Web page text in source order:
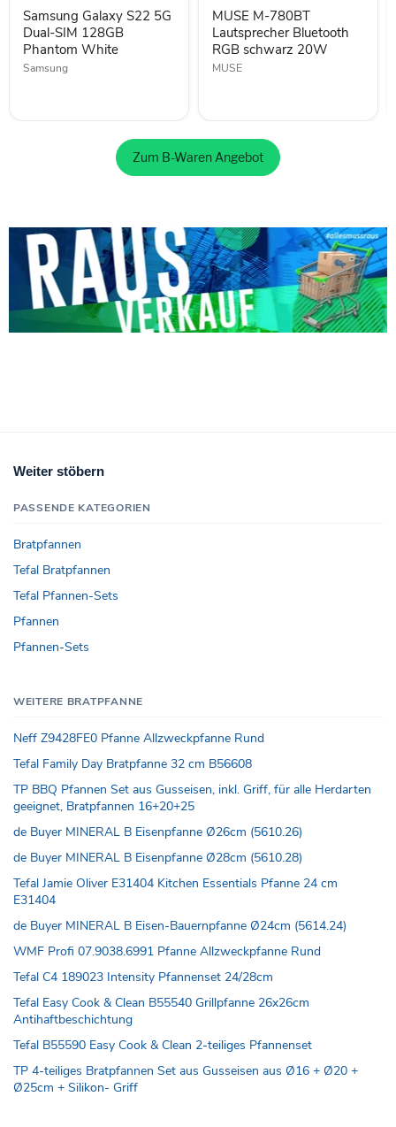
128GB
Phantom
White
Samsung Galaxy S22 5G
Dual-SIM 128GB
Phantom White
Samsung
schwarz
20W
MUSE M-780BT
Lautsprecher Bluetooth
RGB schwarz 20W
MUSE
Zum B-Waren Angebot
Weiter stöbern
PASSENDE KATEGORIEN
Bratpfannen
Tefal Bratpfannen
Tefal Pfannen-Sets
Pfannen
Pfannen-Sets
WEITERE BRATPFANNE
Neff Z9428FE0 Pfanne Allzweckpfanne Rund
Tefal Family Day Bratpfanne 32 cm B56608
TP BBQ Pfannen Set aus Gusseisen, inkl. Griff, für alle Herdarten
geeignet, Bratpfannen 16+20+25
de Buyer MINERAL B Eisenpfanne Ø26cm (5610.26)
de Buyer MINERAL B Eisenpfanne Ø28cm (5610.28)
Tefal Jamie Oliver E31404 Kitchen Essentials Pfanne 24 cm
E31404
de Buyer MINERAL B Eisen-Bauernpfanne Ø24cm (5614.24)
WMF Profi 07.9038.6991 Pfanne Allzweckpfanne Rund
Tefal C4 189023 Intensity Pfannenset 24/28cm
Tefal Easy Cook & Clean B55540 Grillpfanne 26x26cm
Antihaftbeschichtung
Tefal B55590 Easy Cook & Clean 2-teiliges Pfannenset
TP 4-teiliges Bratpfannen Set aus Gusseisen aus Ø16 + Ø20 +
Ø25cm + Silikon- Griff